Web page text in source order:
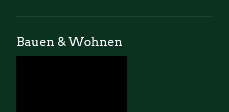
Bauen & Wohnen